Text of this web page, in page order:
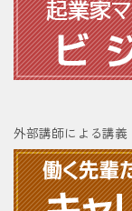
外部講師による講義